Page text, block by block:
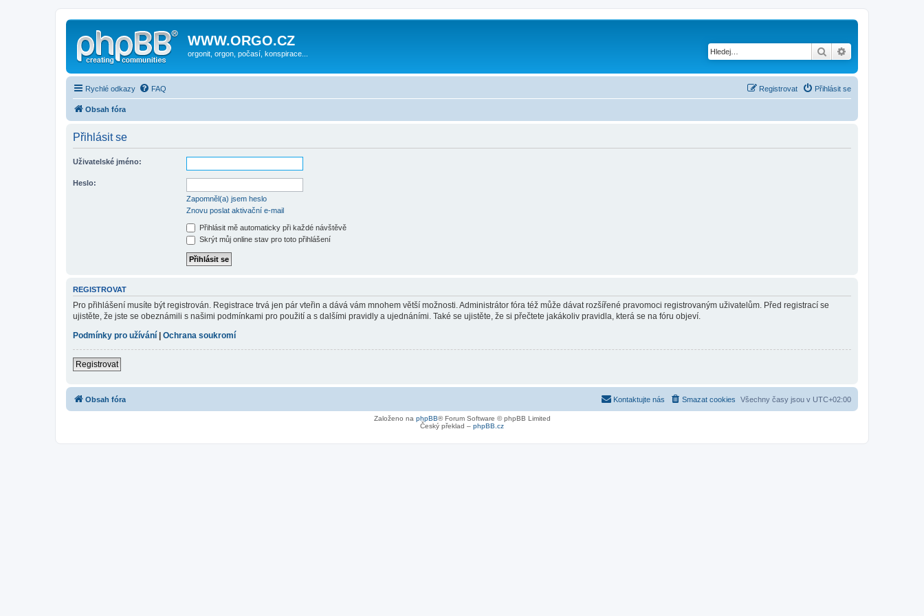
WWW.ORGO.CZ
orgonit, orgon, počasí, konspirace... Hledat
Rychlé odkazy FAQ Přihlásit se
Registrovat
Obsah fóra
Přihlásit se
Uživatelské jméno:
Heslo:
Zapomněl(a) jsem heslo
Znovu poslat aktivační e-mail
Přihlásit mě automaticky při každé návštěvě
Skrýt můj online stav pro toto přihlášení
REGISTROVAT
Pro přihlášení musíte být registrován. Registrace trvá jen pár vteřin a dává vám mnohem větší možnosti. Administrátor fóra též může dávat rozšířené pravomoci registrovaným uživatelům. Před registrací se
ujistěte, že jste se obeznámili s našimi podmínkami pro použití a s dalšími pravidly a ujednáními. Také se ujistěte, že si přečtete jakákoliv pravidla, která se na fóru objeví.
Podmínky pro užívání
Ochrana soukromí
Registrovat
Obsah fóra Všechny časy jsou v UTC+02:00
Smazat cookies
Kontaktujte nás
Založeno na phpBB® Forum Software © phpBB Limited
Český překlad – phpBB.cz